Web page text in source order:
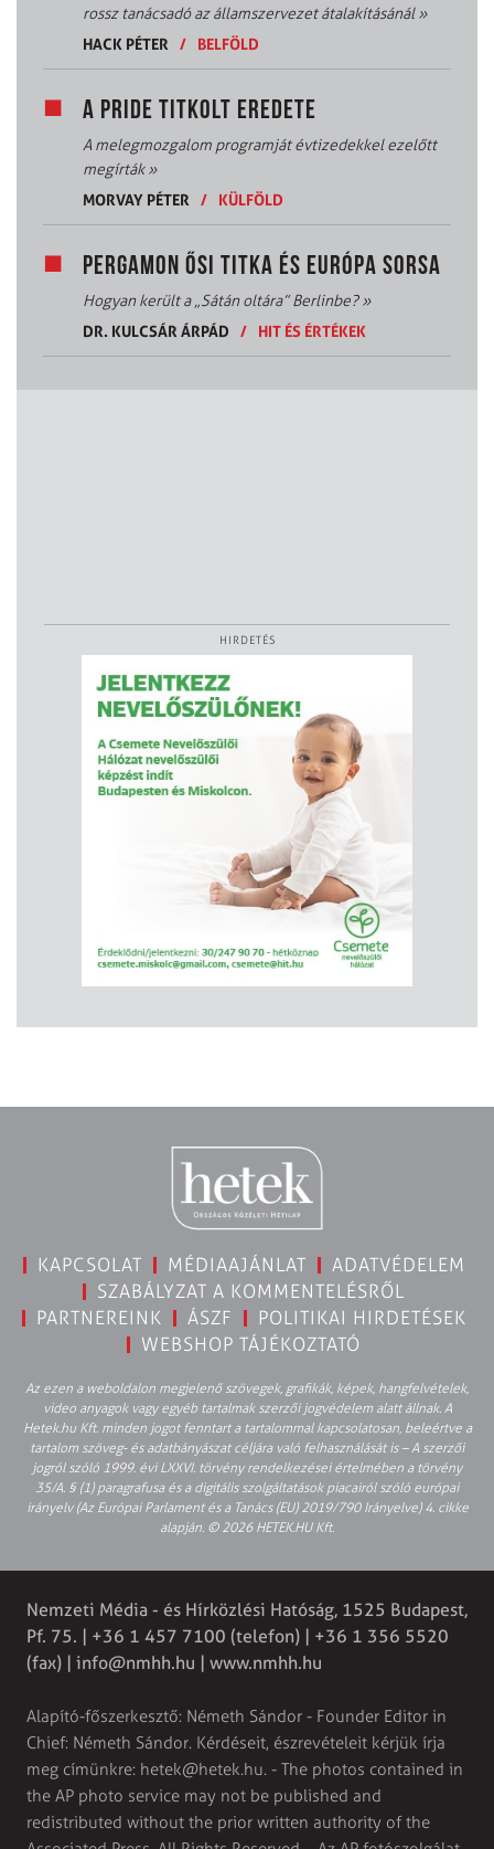
rossz tanácsadó az államszervezet átalakításánál»
HACK PÉTER
/ BELFÖLD
A PRIDE TITKOLT EREDETE
A melegmozgalom programját évtizedekkel ezelőtt
megírták»
MORVAY PÉTER
/ KÜLFÖLD
PERGAMON ŐSI TITKA ÉS EURÓPA SORSA
Hogyan került a „Sátán oltára” Berlinbe?»
DR. KULCSÁR ÁRPÁD
/ HIT ÉS ÉRTÉKEK
HIRDETÉS
KAPCSOLAT MÉDIAAJÁNLAT
ADATVÉDELEM
SZABÁLYZAT A KOMMENTELÉSRŐL
PARTNEREINK
ÁSZF
POLITIKAI HIRDETÉSEK
WEBSHOP TÁJÉKOZTATÓ
Az ezen a weboldalon megjelenő szövegek, grafikák, képek, hangfelvételek,
video anyagok vagy egyéb tartalmak szerzői jogvédelem alatt állnak. A
Hetek.hu Kft. minden jogot fenntart a tartalommal kapcsolatosan, beleértve a
tartalom szöveg- és adatbányászat céljára való felhasználását is – A szerzői
jogról szóló 1999. évi LXXVI. törvény rendelkezései értelmében a törvény
35/A. § (1) paragrafusa és a digitális szolgáltatások piacairól szóló európai
irányelv (Az Európai Parlament és a Tanács (EU) 2019/790 Irányelve) 4. cikke
alapján. © 2026 HETEK.HU Kft.
Nemzeti Média - és Hírközlési Hatóság, 1525 Budapest,
Pf. 75. | +36 1 457 7100 (telefon) | +36 1 356 5520
(fax) | info@nmhh.hu | www.nmhh.hu
Alapító-főszerkesztő: Németh Sándor - Founder Editor in
Chief: Németh Sándor. Kérdéseit, észrevételeit kérjük írja
meg címünkre: hetek@hetek.hu. - The photos contained in
the AP photo service may not be published and
redistributed without the prior written authority of the